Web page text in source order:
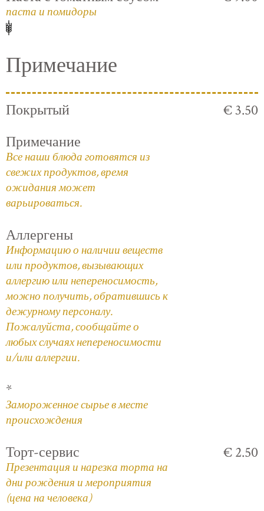
паста и помидоры
Примечание
Покрытый
€ 3.50
Примечание
Все наши блюда готовятся из
свежих продуктов, время
ожидания может
варьироваться.
Аллергены
Информацию о наличии веществ
или продуктов, вызывающих
аллергию или непереносимость,
можно получить, обратившись к
дежурному персоналу.
Пожалуйста, сообщайте о
любых случаях непереносимости
и/или аллергии.
*
Замороженное сырье в месте
происхождения
Торт-сервис
Презентация и нарезка торта на
дни рождения и мероприятия
(цена на человека)
€ 2.50